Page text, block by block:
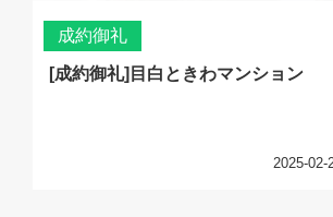
成約御礼
[成約御礼]目白ときわマンション
2025-02-